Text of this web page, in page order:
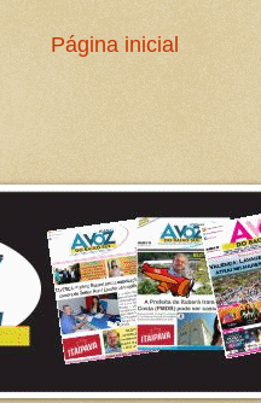
Página inicial